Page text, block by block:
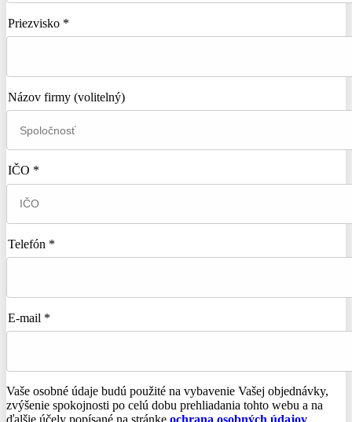
Priezvisko *
Názov firmy (volitelný)
IČO *
Telefón *
E-mail *
Vaše osobné údaje budú použité na vybavenie Vašej objednávky,
zvýšenie spokojnosti po celú dobu prehliadania tohto webu a na
ďalšie účely popísané na stránke ochrana osobných údajov.